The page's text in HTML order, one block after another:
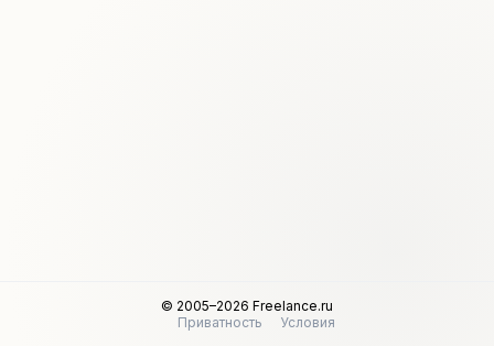
© 2005–2026 Freelance.ru
Приватность
Условия